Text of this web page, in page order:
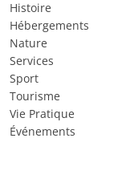
Histoire
Hébergements
Nature
Services
Sport
Tourisme
Vie Pratique
Événements